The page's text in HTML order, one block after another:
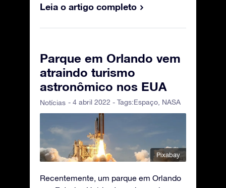
Leia o artigo completo
Parque em Orlando vem
atraindo turismo
astronômico nos EUA
Notícias - 4 abril 2022 - Tags:Espaço NASA
Pixabay
Recentemente, um parque em Orlando